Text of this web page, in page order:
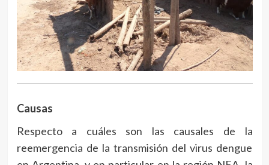
Causas
Respecto a cuáles son las causales de la
reemergencia de la transmisión del virus dengue